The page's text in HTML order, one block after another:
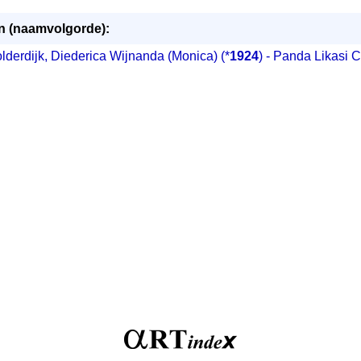
(naamvolgorde):
Diederica Wijnanda (Monica) (*1924) - Panda Likasi